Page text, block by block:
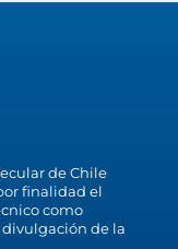
de Chile
finalidad el
como
de la